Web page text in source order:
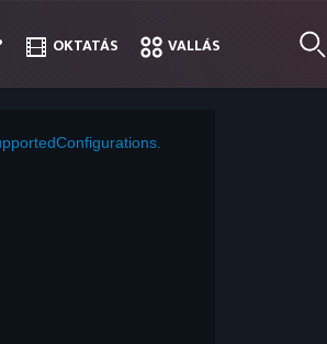
OKTATÁS VALLÁS
OKTATÁS VALLÁS